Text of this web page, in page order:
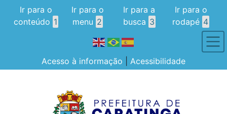
Ir para o
conteúdo 1
Ir para o
menu 2
Ir para a
busca 3
Ir para o
rodapé 4
Acesso à informação Acessibilidade